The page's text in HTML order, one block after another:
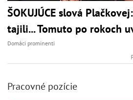
ŠOKUJÚCE slová
tajili... Tomuto po rokoch
Domáci prominenti
Pracovné pozície